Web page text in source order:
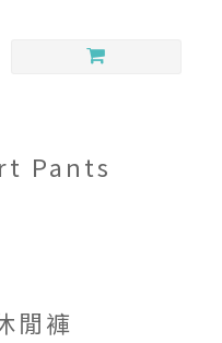
Pants
閒褲